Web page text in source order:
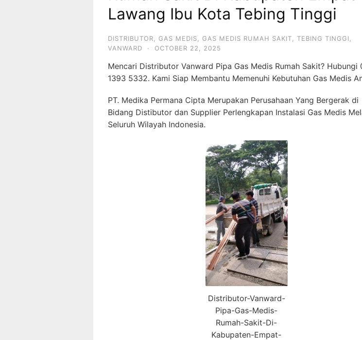
Lawang Ibu Kota Tebing Tinggi
DISTRIBUTOR GAS MEDIS GAS MEDIS RUMAH SAKIT TEBING TINGGI
VANWARD
· OCTOBER 22, 2025
Mencari Distributor Vanward Pipa Gas Medis Rumah Sakit? Hubungi
1393 5332. Kami Siap Membantu Memenuhi Kebutuhan Gas Medis
PT. Medika Permana Cipta Merupakan Perusahaan Yang Bergerak di
Bidang Distibutor dan Supplier Perlengkapan Instalasi Gas Medis
Seluruh Wilayah Indonesia.
Distributor-Vanward-
Pipa-Gas-Medis-
Rumah-Sakit-Di-
Kabupaten-Empat-